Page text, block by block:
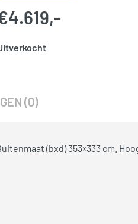
4.619,-
(0)
(bxd) 353×333 cm.